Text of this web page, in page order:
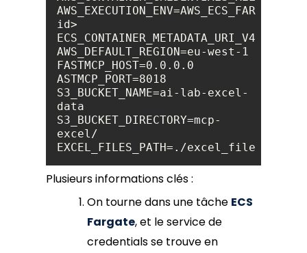
S3_BUCKET_NAME=ai-lab-excel-
S3_BUCKET_DIRECTORY=mcp-
EXCEL_FILES_PATH=./excel_files
Plusieurs informations clés :
On tourne dans une tâche ECS
Fargate, et le service de
credentials se trouve en